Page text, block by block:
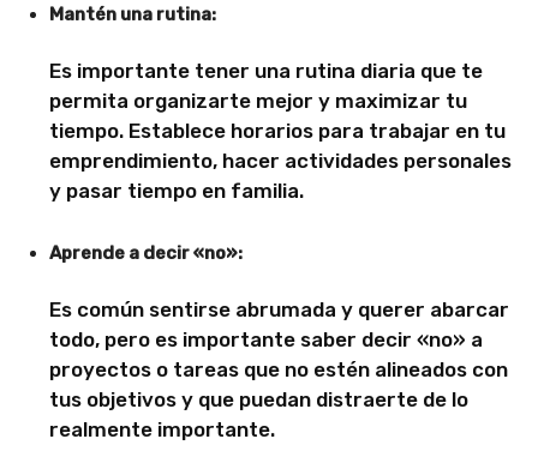
Mantén una rutina:
Es importante tener una rutina diaria que te
permita organizarte mejor y maximizar tu
tiempo. Establece horarios para trabajar en tu
emprendimiento, hacer actividades personales
y pasar tiempo en familia.
Aprende a decir «no»:
Es común sentirse abrumada y querer abarcar
todo, pero es importante saber decir «no» a
proyectos o tareas que no estén alineados con
tus objetivos y que puedan distraerte de lo
realmente importante.